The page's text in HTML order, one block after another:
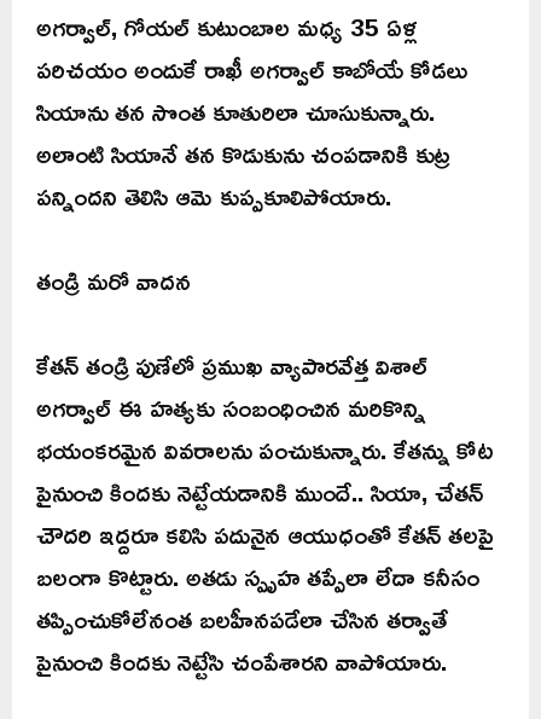
అగర్వాల్, గోయల్ కుటుంబాల మధ్య 35 ఏళ్ల
పరిచయం అందుకే రాఖీ అగర్వాల్ కాబోయే కోడలు
సియాను తన సొంత కూతురిలా చూసుకున్నారు.
అలాంటి సియానే తన కొడుకును చంపడానికి కుట్ర
పన్నిందని తెలిసి ఆమె కుప్పకూలిపోయారు.
తండ్రి మరో వాదన
కేతన్ తండ్రి పుణేలో ప్రముఖ వ్యాపారవేత్త విశాల్
అగర్వాల్ ఈ హత్యకు సంబంధించిన మరికొన్ని
భయంకరమైన వివరాలను పంచుకున్నారు. కేతన్ను కోట
పైనుంచి కిందకు నెట్టేయడానికి ముందే.. సియా, చేతన్
చౌదరి ఇద్దరూ కలిసి పదునైన ఆయుధంతో కేతన్ తలపై
బలంగా కొట్టారు. అతడు స్పృహ తప్పేలా లేదా కనీసం
తప్పించుకోలేనంత బలహీనపడేలా చేసిన తర్వాతే
పైనుంచి కిందకు నెట్టేసి చంపేశారని వాపోయారు.